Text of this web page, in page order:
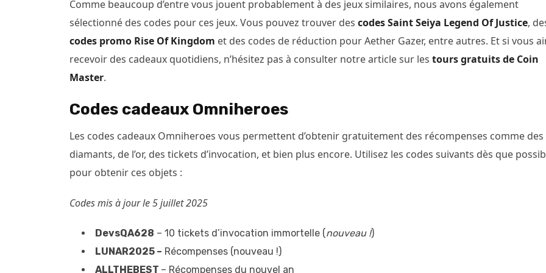
Comme beaucoup d’entre vous jouent probablement à des jeux similaires, nous avons également
sélectionné des codes pour ces jeux. Vous pouvez trouver des codes Saint Seiya Legend Of Justice,
codes promo Rise Of Kingdom et des codes de réduction pour Aether Gazer, entre autres. Et si vous
recevoir des cadeaux quotidiens, n’hésitez pas à consulter notre article sur les tours gratuits de Coin
Master.
Codes cadeaux Omniheroes
Les codes cadeaux Omniheroes vous permettent d’obtenir gratuitement des récompenses comme des
diamants, de l’or, des tickets d’invocation, et bien plus encore. Utilisez les codes suivants dès que
pour obtenir ces objets :
Codes mis à jour le 5 juillet 2025
DevsQA628 – 10 tickets d’invocation immortelle (nouveau !)
LUNAR2025 – Récompenses (nouveau !)
ALLTHEBEST – Récompenses du nouvel an